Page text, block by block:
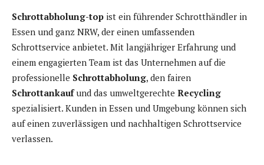
Schrottabholung-top ist ein führender Schrotthändler in
Essen und ganz NRW, der einen umfassenden
Schrottservice anbietet. Mit langjähriger Erfahrung und
einem engagierten Team ist das Unternehmen auf die
professionelle Schrottabholung, den fairen
Schrottankaufund das umweltgerechte Recycling
spezialisiert. Kunden in Essen und Umgebung können sich
auf einen zuverlässigen und nachhaltigen Schrottservice
verlassen.